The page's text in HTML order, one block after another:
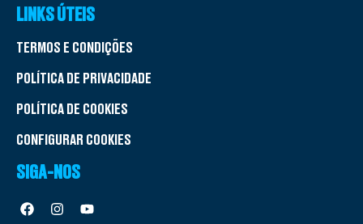
LINKS ÚTEIS
TERMOS E CONDIÇÕES
POLÍTICA DE PRIVACIDADE
POLÍTICA DE COOKIES
CONFIGURAR COOKIES
SIGA-NOS